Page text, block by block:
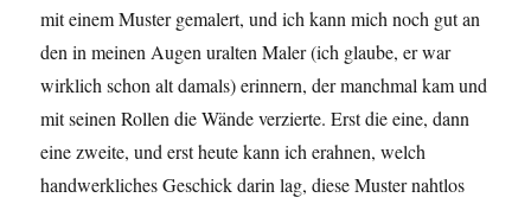
mit einem Muster gemalert, und ich kann mich noch gut an
den in meinen Augen uralten Maler (ich glaube, er war
wirklich schon alt damals) erinnern, der manchmal kam und
mit seinen Rollen die Wände verzierte. Erst die eine, dann
eine zweite, und erst heute kann ich erahnen, welch
handwerkliches Geschick darin lag, diese Muster nahtlos